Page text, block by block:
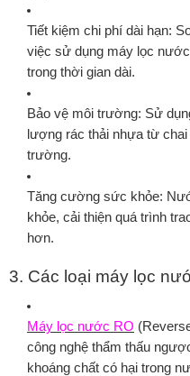
Tiết kiệm chi phí dài hạn:
việc sử dụng máy lọc
trong thời gian dài.
Bảo vệ môi trường: Sử
lượng rác thải nhựa từ
trường.
Tăng cường sức khỏe:
khỏe, cải thiện quá trình
hơn.
3. Các loại máy lọc
Máy lọc nước RO
công nghệ thẩm thấu
khoáng chất có hại trong